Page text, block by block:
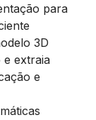
para
3D
e extraia
e